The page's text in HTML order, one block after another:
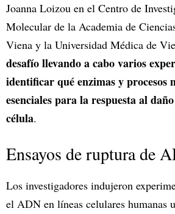
Joanna Loizou en el Centro de
Molecular de la Academia de
Viena y la Universidad Médica de
desafío llevando a cabo varios
identificar qué enzimas y procesos
esenciales para la respuesta al
célula.
Ensayos de ruptura de
Los investigadores indujeron
el ADN en líneas celulares humanas